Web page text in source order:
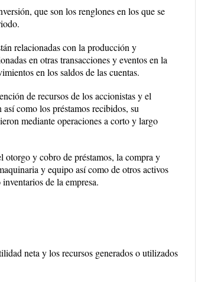
que son los renglones en los que se
relacionadas con la producción y
en otras transacciones y eventos en la
en los saldos de las cuentas.
de recursos de los accionistas y el
como los préstamos recibidos, su
mediante operaciones a corto y largo
y cobro de préstamos, la compra y
y equipo así como de otros activos
de la empresa.
neta y los recursos generados o utilizados